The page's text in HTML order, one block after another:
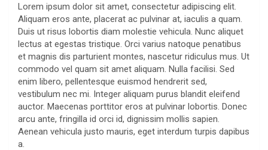
Lorem ipsum dolor sit amet, consectetur adipiscing elit.
Aliquam eros ante, placerat ac pulvinar at, iaculis a quam.
Duis ut risus lobortis diam molestie vehicula. Nunc aliquet
lectus at egestas tristique. Orci varius natoque penatibus
et magnis dis parturient montes, nascetur ridiculus mus. Ut
commodo vel quam sit amet aliquam. Nulla facilisi. Sed
enim libero, pellentesque euismod hendrerit sed,
vestibulum nec mi. Integer aliquam purus blandit eleifend
auctor. Maecenas porttitor eros at pulvinar lobortis. Donec
arcu ante, fringilla id orci id, dignissim mollis sapien.
Aenean vehicula justo mauris, eget interdum turpis dapibus
a.